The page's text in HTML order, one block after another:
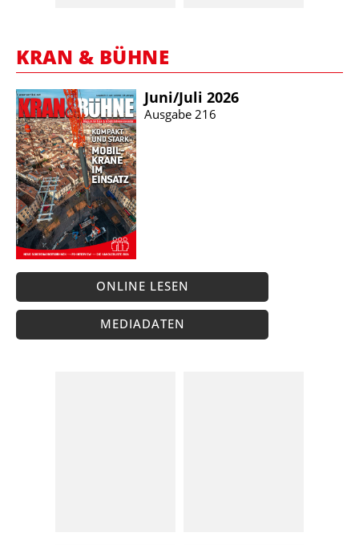
KRAN & BÜHNE
Juni/​Juli 2026
Ausgabe 216
ONLINE LESEN
MEDIADATEN